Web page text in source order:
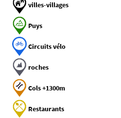
villes-villages
Puys
Circuits vélo
roches
Cols +1300m
Restaurants